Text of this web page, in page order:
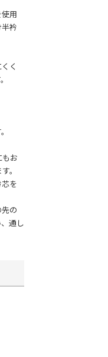
用
衿
く
お
。
を
の
通し